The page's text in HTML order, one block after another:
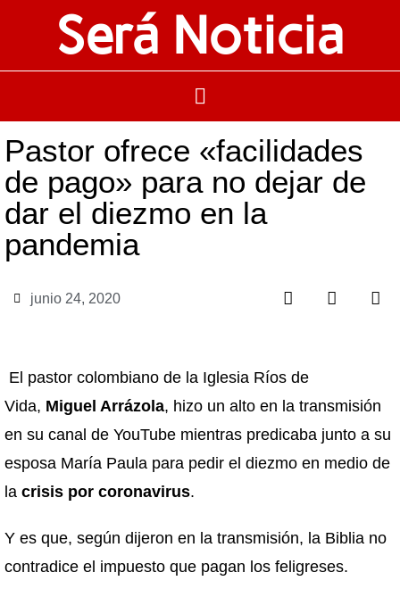
Será Noticia
Pastor ofrece «facilidades
de pago» para no dejar de
dar el diezmo en la
pandemia
junio 24, 2020
El pastor colombiano de la Iglesia Ríos de
Vida, Miguel Arrázola, hizo un alto en la transmisión
en su canal de YouTube mientras predicaba junto a su
esposa María Paula para pedir el diezmo en medio de
la crisis por coronavirus.
Y es que, según dijeron en la transmisión, la Biblia no
contradice el impuesto que pagan los feligreses.